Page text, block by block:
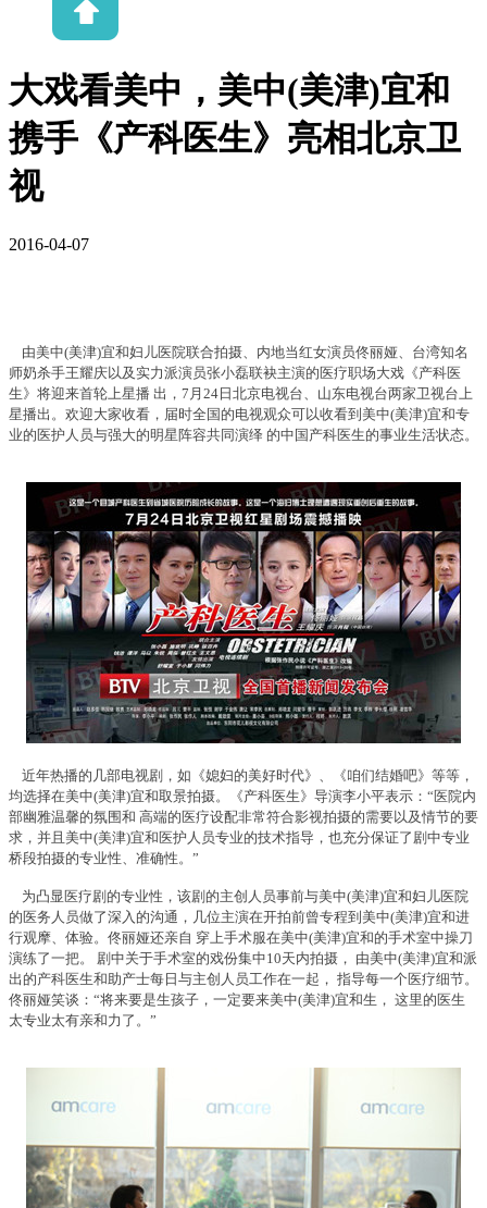
大戏看美中，美中(美津)宜和
携手《产科医生》亮相北京卫
视
2016-04-07
由美中(美津)宜和妇儿医院联合拍摄、内地当红女演员佟丽娅、台湾知名
师奶杀手王耀庆以及实力派演员张小磊联袂主演的医疗职场大戏《产科医
生》将迎来首轮上星播 出，7月24日北京电视台、山东电视台两家卫视台上
星播出。欢迎大家收看，届时全国的电视观众可以收看到美中(美津)宜和专
业的医护人员与强大的明星阵容共同演绎 的中国产科医生的事业生活状态。
近年热播的几部电视剧，如《媳妇的美好时代》、《咱们结婚吧》等等，
均选择在美中(美津)宜和取景拍摄。《产科医生》导演李小平表示：“医院内
部幽雅温馨的氛围和 高端的医疗设配非常符合影视拍摄的需要以及情节的要
求，并且美中(美津)宜和医护人员专业的技术指导，也充分保证了剧中专业
桥段拍摄的专业性、准确性。”
为凸显医疗剧的专业性，该剧的主创人员事前与美中(美津)宜和妇儿医院
的医务人员做了深入的沟通，几位主演在开拍前曾专程到美中(美津)宜和进
行观摩、体验。佟丽娅还亲自 穿上手术服在美中(美津)宜和的手术室中操刀
演练了一把。 剧中关于手术室的戏份集中10天内拍摄， 由美中(美津)宜和派
出的产科医生和助产士每日与主创人员工作在一起， 指导每一个医疗细节。
佟丽娅笑谈：“将来要是生孩子，一定要来美中(美津)宜和生， 这里的医生
太专业太有亲和力了。”